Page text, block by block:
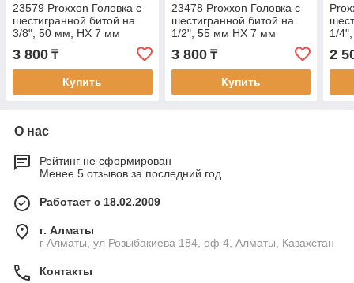
23579 Proxxon Головка с
шестигранной битой на
3/8", 50 мм, HX 7 мм
3 800 ₸
Купить
23478 Proxxon Головка с
шестигранной битой на
1/2", 55 мм HX 7 мм
3 800₸
Купить
1/
2
О нас
Рейтинг не сформирован
Менее 5 отзывов за последний год
Работает с 18.02.2009
г. Алматы
г Алматы, ул Розыбакиева 184, оф 4, Алматы, Казахстан
Контакты